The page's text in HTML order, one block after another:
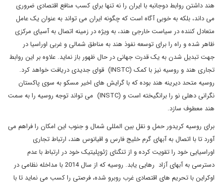
هند داشتن روابط دوجانبه با ایران را نه تنها برای کسب منافع اقتصادی ضروری
می داند، بلکه به خوبی آگاه است که چگونه ایران می تواند به عنوان یک عامل
متعادل کننده در سیاست خارجی هند، به ویژه در زمینه اتصال به آسیای مرکزی
ظاهر شده و راه را برای توسعه نفوذ هند به مناطق شمالی و غربی اوراسیا در
جهت تبدیل شدن به یک قدرت جهانی در حال ظهور باز نماید. علاوه بر این روابط
تجاری هند و روسیه نیز با کمک (INSTC) قوای جدیدی دریافت خواهد کرد.
روسیه متحد دیرینه هند بوده که با گرایش های اخیر مسکو به سوی پاکستان
نگرانی دهلی نو را برانگیخته است و (INSTC) می تواند توجه روسیه را به سمت
هند معطوف سازد.
برای روسیه کریدور حمل و نقل بین المللی شمال و جنوب این امکان را فراهم می
آورد تا با اتصال به آبهای گرم خلیج فارس و اقیانوس هند، ارتباط تجاری
اوراسیایی خود را تقویت کرده و از تنگنای ژئوپلیتیک خود در ارتباط با عدم
دسترسی به آبهای آزاد رهایی یابد. روسیه که از سال 2014 با مداخله نظامی در
اوکراین با تحریم های اقتصادی غرب روبرو شده، فرصتی را کسب می نماید تا با